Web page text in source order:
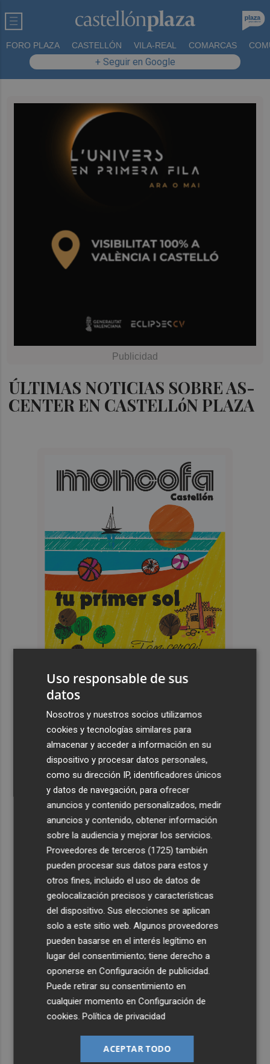
FORO PLAZA CASTELLÓN VILA-REAL COMARCAS
+ Seguir en Google
ÚLTIMAS NOTICIAS SOBRE AS-
CENTER EN CASTELLóN PLAZA
Últimas Noticias
Así será la futura plaza de Los Baños de Mula: un espacio
que evoca su historia con una alberca de aguas termales
tienda en Thader mientras Dunkin Donuts e Innova
Electro amplían espacios
El Gobierno ejecuta 7.200 millones de Next Generation
en la Comunitat: el acceso a PortCastelló y la intermodal
reciben 191 millones
Moncofa disfruta las fiestas patronales de Sant Roc con
una programación adaptada a todos los públicos
Desarrollan una tecnología con IA para mitigar la
captura incidental de megafauna marina
Uso responsable de sus
datos
Nosotros y nuestros socios utilizamos
cookies y tecnologías similares para
almacenar y acceder a información en su
dispositivo y procesar datos personales,
como su dirección IP, identificadores únicos
y datos de navegación, para ofrecer
anuncios y contenido personalizados, medir
anuncios y contenido, obtener información
sobre la audiencia y mejorar los servicios.
Proveedores de terceros (1725) también
pueden procesar sus datos para estos y
otros fines, incluido el uso de datos de
geolocalización precisos y características
del dispositivo. Sus elecciones se aplican
solo a este sitio web. Algunos proveedores
pueden basarse en el interés legítimo en
lugar del consentimiento; tiene derecho a
oponerse enConfiguración de publicidad
Puede retirar su consentimiento en
cualquier momento enConfiguración de
cookies .Política de privacidad
ACEPTAR TODO